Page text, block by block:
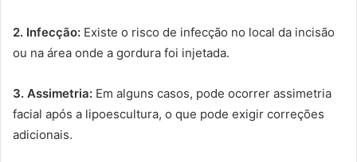
2. Infecção: Existe o risco de infecção no local da incisão
ou na área onde a gordura foi injetada.
3. Assimetria: Em alguns casos, pode ocorrer assimetria
facial após a lipoescultura, o que pode exigir correções
adicionais.